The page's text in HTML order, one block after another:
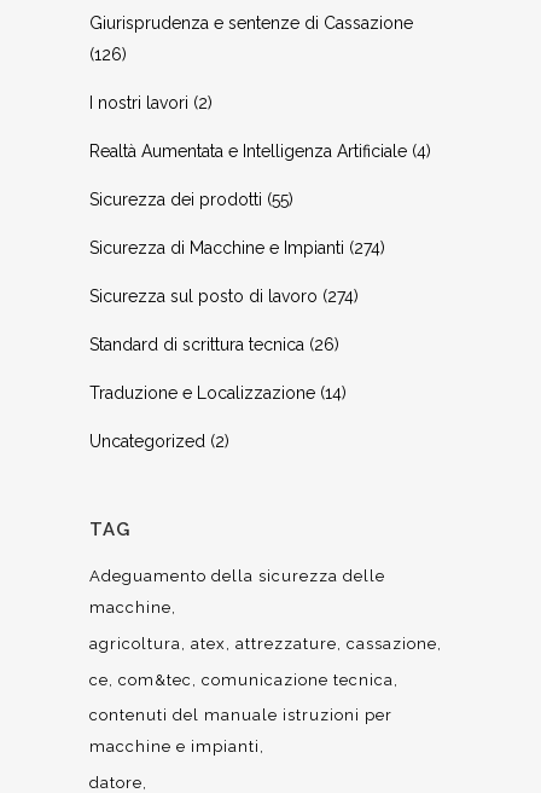
Giurisprudenza e sentenze di Cassazione
(126)
I nostri lavori (2)
Realtà Aumentata e Intelligenza Artificiale (4)
Sicurezza dei prodotti (55)
Sicurezza di Macchine e Impianti (274)
Sicurezza sul posto di lavoro (274)
Standard di scrittura tecnica (26)
Traduzione e Localizzazione (14)
Uncategorized (2)
TAG
Adeguamento della sicurezza delle
macchine
agricoltura atex attrezzature cassazione
ce com&tec
comunicazione tecnica
contenuti del manuale istruzioni per
macchine e impianti
datore